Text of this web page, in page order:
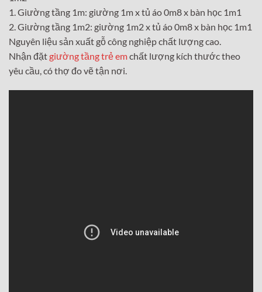
1. Giường tầng 1m: giường 1m x tủ áo 0m8 x bàn học 1m1
2. Giường tầng 1m2: giường 1m2 x tủ áo 0m8 x bàn học 1m1
Nguyên liệu sản xuất gỗ công nghiệp chất lượng cao.
Nhận đặtgiường tầng trẻ emchất lượng kích thước theo
yêu cầu, có thợ đo vẽ tận nơi.